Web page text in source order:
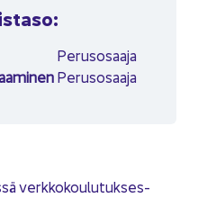
Pe­rus­osaa­ja
Pe­rus­osaa­ja
verk­ko­kou­lu­tuk­ses­